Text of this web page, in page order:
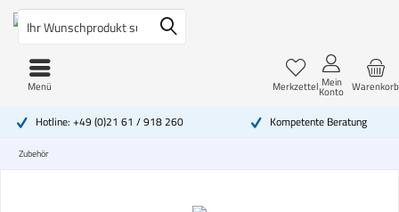
Hotline: +49 (0)21 61 / 918 260 Kompetente Beratung
Warenkorb
Merkzettel Mein
Konto
Menü
Zubehör